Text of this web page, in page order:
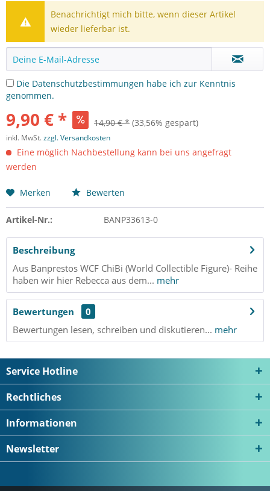
Benachrichtigt mich bitte, wenn dieser Artikel
wieder lieferbar ist.
Die Datenschutzbestimmungen habe ich zur Kenntnis
genommen.
9,90 € * 14,90 € * (33,56% gespart)
inkl. MwSt.zzgl. Versandkosten
Eine möglich Nachbestellung kann bei uns angefragt
werden
Merken Bewerten
Artikel-Nr.: BANP33613-0
Beschreibung
Aus Banprestos WCF ChiBi (World Collectible Figure)- Reihe
haben wir hier Rebecca aus dem... mehr
Bewertungen
0
Bewertungen lesen, schreiben und diskutieren... mehr
Service Hotline
Rechtliches
Informationen
Newsletter